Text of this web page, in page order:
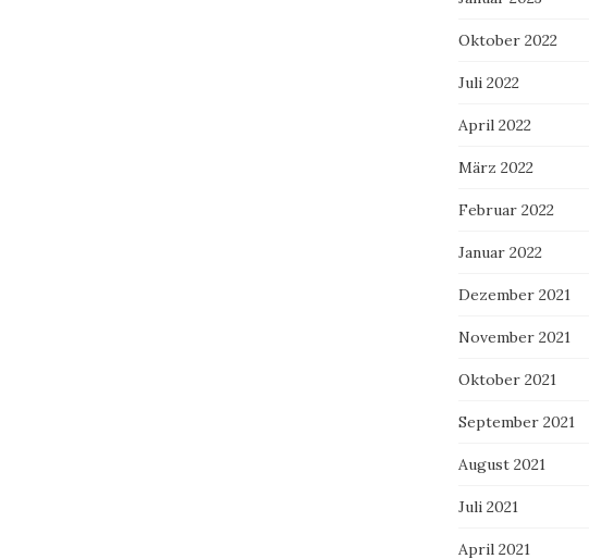
Oktober 2022
Juli 2022
April 2022
März 2022
Februar 2022
Januar 2022
Dezember 2021
November 2021
Oktober 2021
September 2021
August 2021
Juli 2021
April 2021